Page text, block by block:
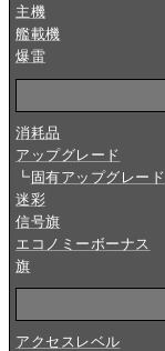
主機
艦載機
爆雷
消耗品
アップグレード
┗固有アップグレード
迷彩
信号旗
エコノミーボーナス
旗
アクセスレベル